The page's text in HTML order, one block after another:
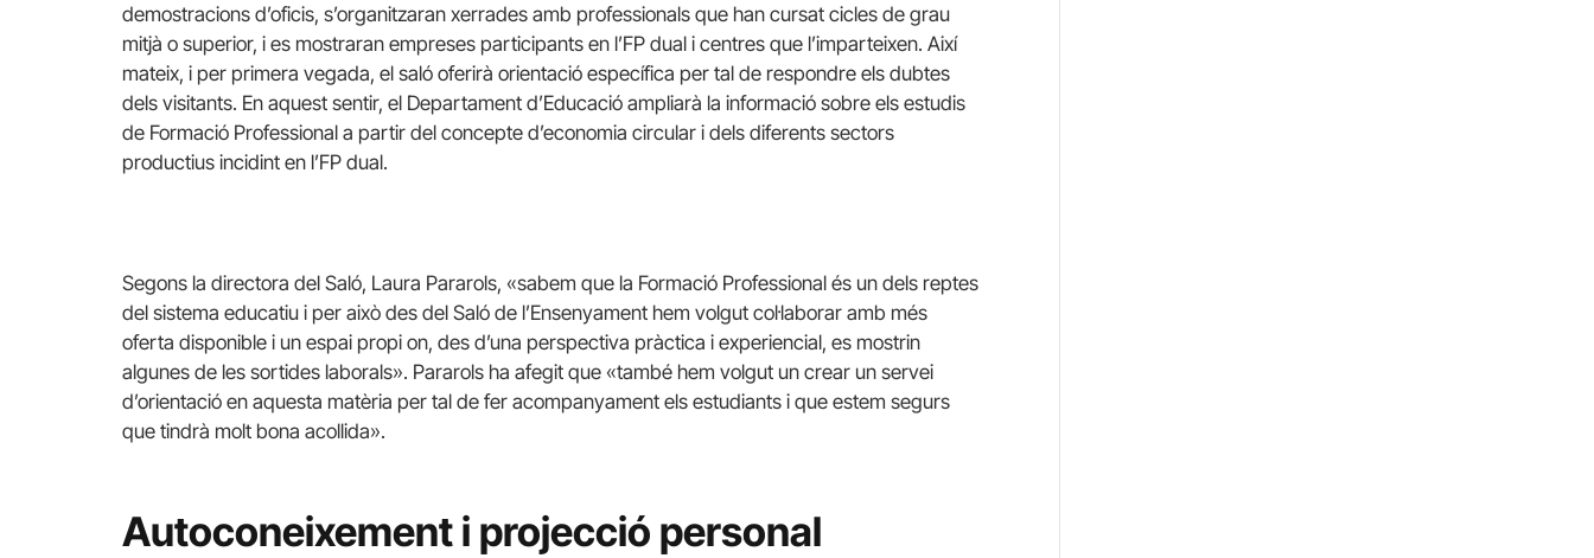
demostracions d’oficis, s’organitzaran xerrades amb professionals que han cursat cicles de grau
mitjà o superior, i es mostraran empreses participants en l’FP dual i centres que l’imparteixen. Així
mateix, i per primera vegada, el saló oferirà orientació específica per tal de respondre els dubtes
dels visitants. En aquest sentir, el Departament d’Educació ampliarà la informació sobre els estudis
de Formació Professional a partir del concepte d’economia circular i dels diferents sectors
productius incidint en l’FP dual.
Segons la directora del Saló, Laura Pararols, «sabem que la Formació Professional és un dels reptes
del sistema educatiu i per això des del Saló de l’Ensenyament hem volgut col·laborar amb més
oferta disponible i un espai propi on, des d’una perspectiva pràctica i experiencial, es mostrin
algunes de les sortides laborals». Pararols ha afegit que «també hem volgut un crear un servei
d’orientació en aquesta matèria per tal de fer acompanyament els estudiants i que estem segurs
que tindrà molt bona acollida».
Autoconeixement i projecció personal